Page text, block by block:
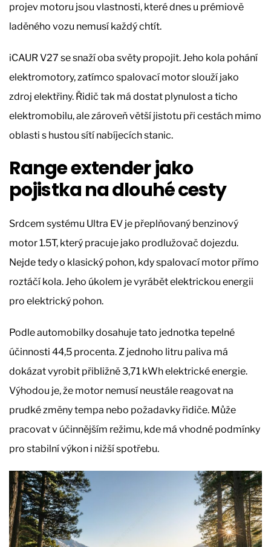
projev motoru jsou vlastnosti, které dnes u prémiově
laděného vozu nemusí každý chtít.
iCAUR V27 se snaží oba světy propojit. Jeho kola pohání
elektromotory, zatímco spalovací motor slouží jako
zdroj elektřiny. Řidič tak má dostat plynulost a ticho
elektromobilu, ale zároveň větší jistotu při cestách mimo
oblasti s hustou sítí nabíjecích stanic.
Range extender jako
pojistka na dlouhé cesty
Srdcem systému Ultra EV je přeplňovaný benzinový
motor 1.5T, který pracuje jako prodlužovač dojezdu.
Nejde tedy o klasický pohon, kdy spalovací motor přímo
roztáčí kola. Jeho úkolem je vyrábět elektrickou energii
pro elektrický pohon.
Podle automobilky dosahuje tato jednotka tepelné
účinnosti 44,5 procenta. Z jednoho litru paliva má
dokázat vyrobit přibližně 3,71 kWh elektrické energie.
Výhodou je, že motor nemusí neustále reagovat na
prudké změny tempa nebo požadavky řidiče. Může
pracovat v účinnějším režimu, kde má vhodné podmínky
pro stabilní výkon i nižší spotřebu.